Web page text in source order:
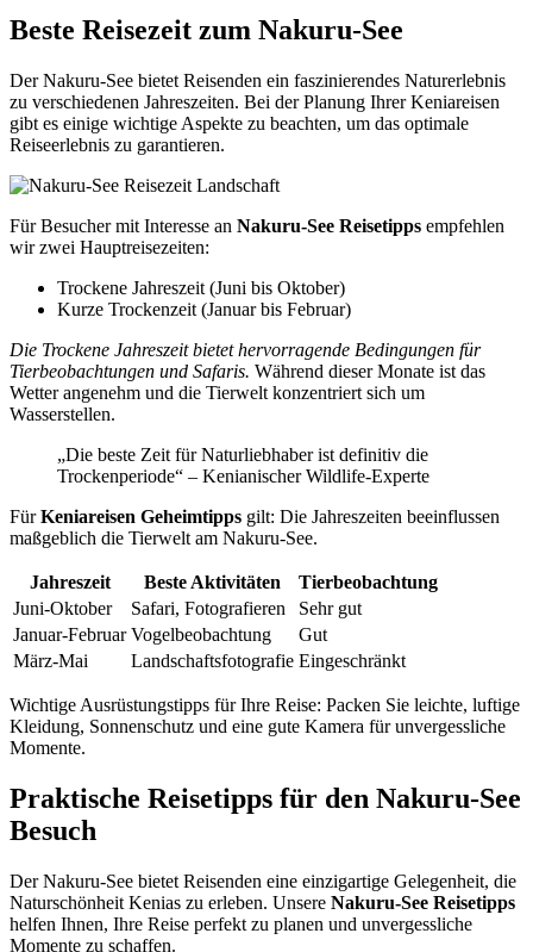
Beste Reisezeit zum Nakuru-See
Der Nakuru-See bietet Reisenden ein faszinierendes Naturerlebnis
zu verschiedenen Jahreszeiten. Bei der Planung Ihrer Keniareisen
gibt es einige wichtige Aspekte zu beachten, um das optimale
Reiseerlebnis zu garantieren.
Für Besucher mit Interesse an Nakuru-See Reisetipps empfehlen
wir zwei Hauptreisezeiten:
Trockene Jahreszeit (Juni bis Oktober)
Kurze Trockenzeit (Januar bis Februar)
Die Trockene Jahreszeit bietet hervorragende Bedingungen für
Tierbeobachtungen und Safaris. Während dieser Monate ist das
Wetter angenehm und die Tierwelt konzentriert sich um
Wasserstellen.
„Die beste Zeit für Naturliebhaber ist definitiv die
Trockenperiode“ – Kenianischer Wildlife-Experte
FürKeniareisen Geheimtipps gilt: Die Jahreszeiten beeinflussen
maßgeblich die Tierwelt am Nakuru-See.
Jahreszeit Beste Aktivitäten
Tierbeobachtung
Juni-Oktober
Safari, Fotografieren
Sehr gut
Januar-Februar Vogelbeobachtung
Gut
März-Mai
Landschaftsfotografie Eingeschränkt
Wichtige Ausrüstungstipps für Ihre Reise: Packen Sie leichte, luftige
Kleidung, Sonnenschutz und eine gute Kamera für unvergessliche
Momente.
Praktische Reisetipps für den Nakuru-See
Besuch
Der Nakuru-See bietet Reisenden eine einzigartige Gelegenheit, die
Naturschönheit Kenias zu erleben. Unsere Nakuru-See Reisetipps
helfen Ihnen, Ihre Reise perfekt zu planen und unvergessliche
Momente zu schaffen.